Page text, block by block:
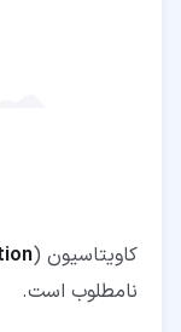
کاویتاسیون (
نامطلوب است.